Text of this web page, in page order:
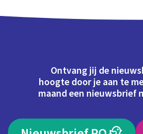
Ontvang jij de
hoogte door je aan te
maand een nieuwsbrief